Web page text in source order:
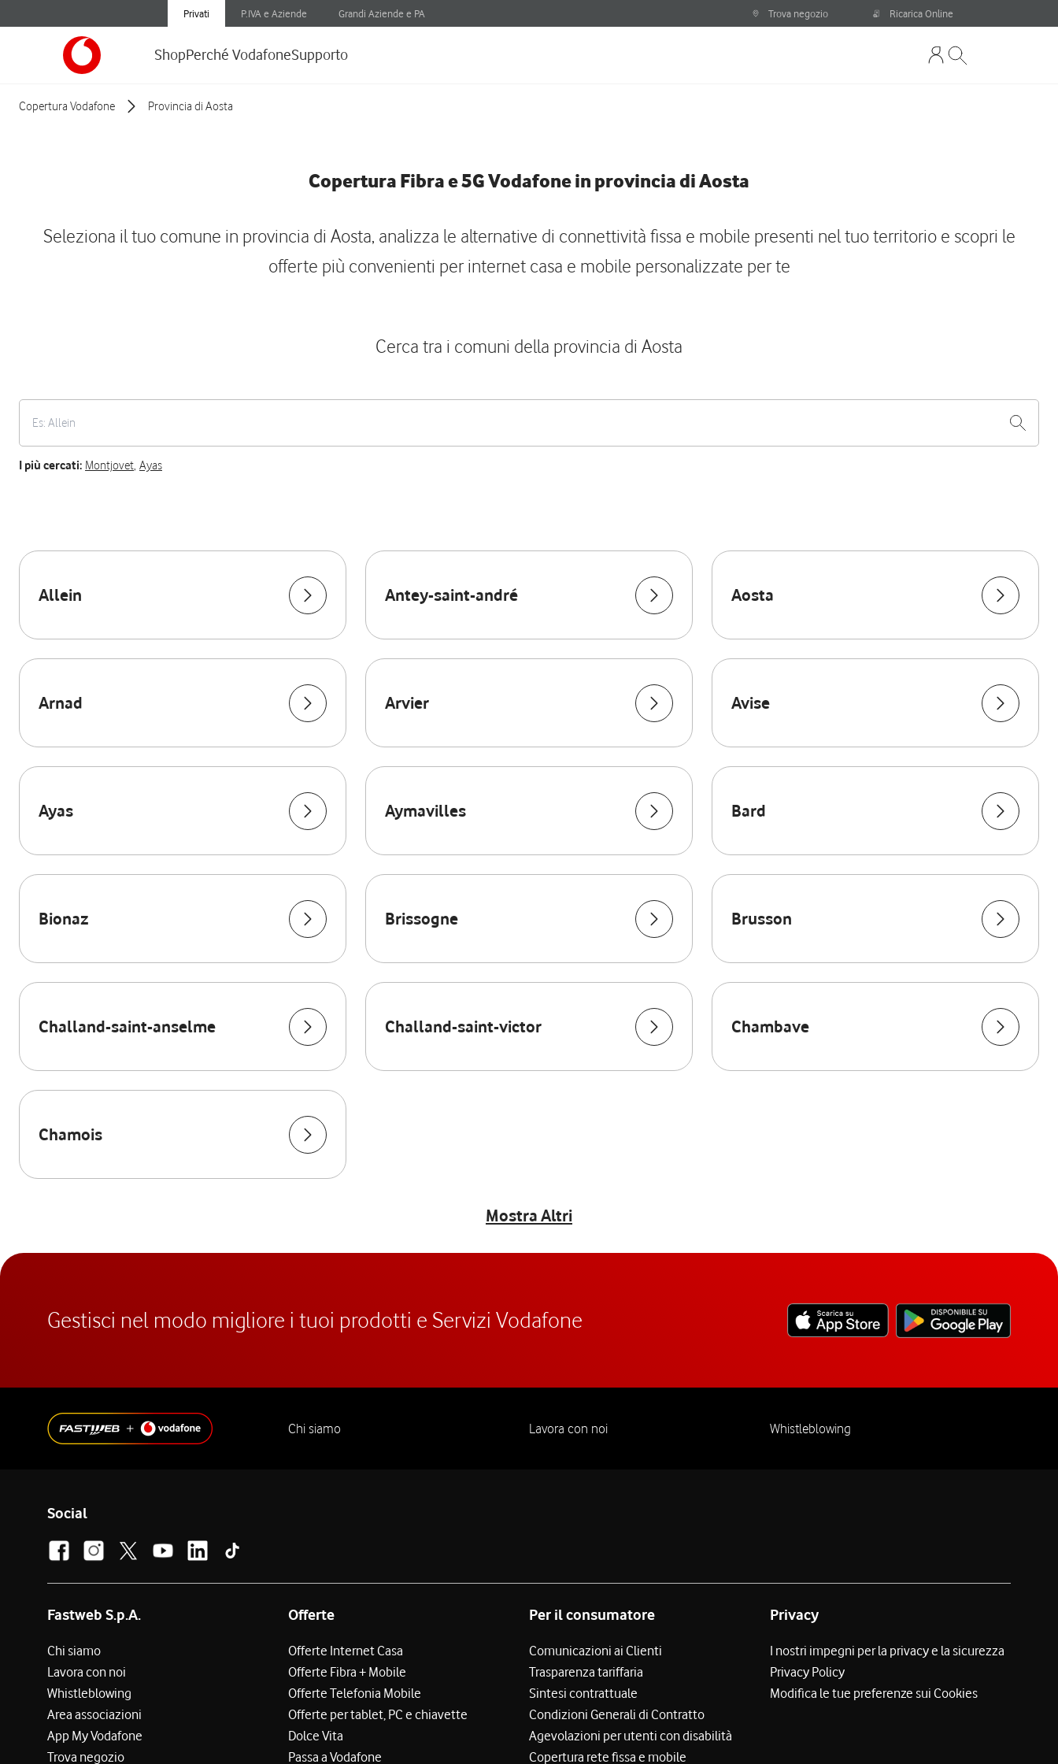
Privati P.IVA e Aziende Grandi Aziende e PA Trova negozio Ricarica Online
ShopPerché VodafoneSupporto
Copertura Vodafone Provincia di Aosta
Copertura Fibra e 5G Vodafone in provincia di Aosta
Seleziona il tuo comune in provincia di Aosta, analizza le alternative di connettività fissa e mobile presenti nel tuo territorio e scopri le
offerte più convenienti per internet casa e mobile personalizzate per te
Cerca tra i comuni della provincia di Aosta
I più cercati: Montjovet, Ayas
Allein Antey-saint-andré Aosta
Arnad Arvier Avise
Ayas Aymavilles Bard
Bionaz Brissogne Brusson
Challand-saint-anselme Challand-saint-victor Chambave
Chamois
Mostra Altri
Gestisci nel modo migliore i tuoi prodotti e Servizi Vodafone
Chi siamo Lavora con noi Whistleblowing
Social
Fastweb S.p.A.
Chi siamo
Lavora con noi
Whistleblowing
Area associazioni
App My Vodafone
Trova negozio
Offerte
Offerte Internet Casa
Offerte Fibra + Mobile
Offerte Telefonia Mobile
Offerte per tablet, PC e chiavette
Dolce Vita
Passa a Vodafone
Per il consumatore
Comunicazioni ai Clienti
Trasparenza tariffaria
Sintesi contrattuale
Condizioni Generali di Contratto
Agevolazioni per utenti con disabilità
Copertura rete fissa e mobile
Privacy
I nostri impegni per la privacy e la sicurezza
Privacy Policy
Modifica le tue preferenze sui Cookies